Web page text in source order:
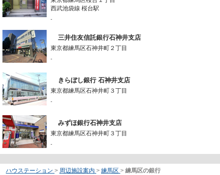
西武池袋線 桜台駅
-
三井住友信託銀行石神井支店
東京都練馬区石神井町２丁目
-
きらぼし銀行 石神井支店
東京都練馬区石神井町３丁目
-
みずほ銀行石神井支店
東京都練馬区石神井町３丁目
-
ハウステーション > 周辺施設案内 > 練馬区 > 練馬区の銀行